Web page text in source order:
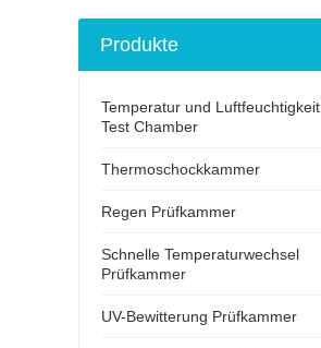
Produkte
Temperatur und Luftfeuchtigkeit
Test Chamber
Thermoschockkammer
Regen Prüfkammer
Schnelle Temperaturwechsel
Prüfkammer
UV-Bewitterung Prüfkammer